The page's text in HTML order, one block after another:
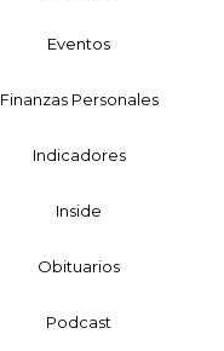
Eventos
Finanzas Personales
Indicadores
Inside
Obituarios
Podcast